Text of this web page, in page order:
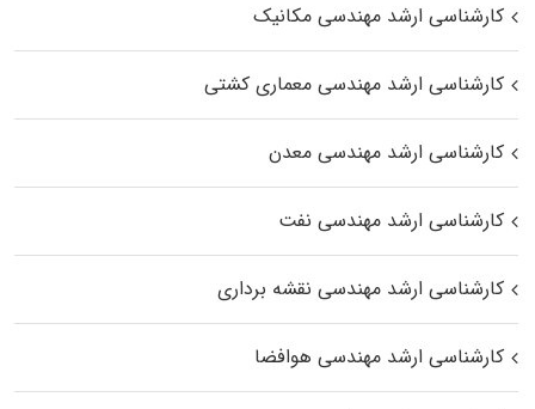
کارشناسی ارشد مهندسی مکانیک
کارشناسی ارشد مهندسی معماری کشتی
کارشناسی ارشد مهندسی معدن
کارشناسی ارشد مهندسی نفت
کارشناسی ارشد مهندسی نقشه برداری
کارشناسی ارشد مهندسی هوافضا